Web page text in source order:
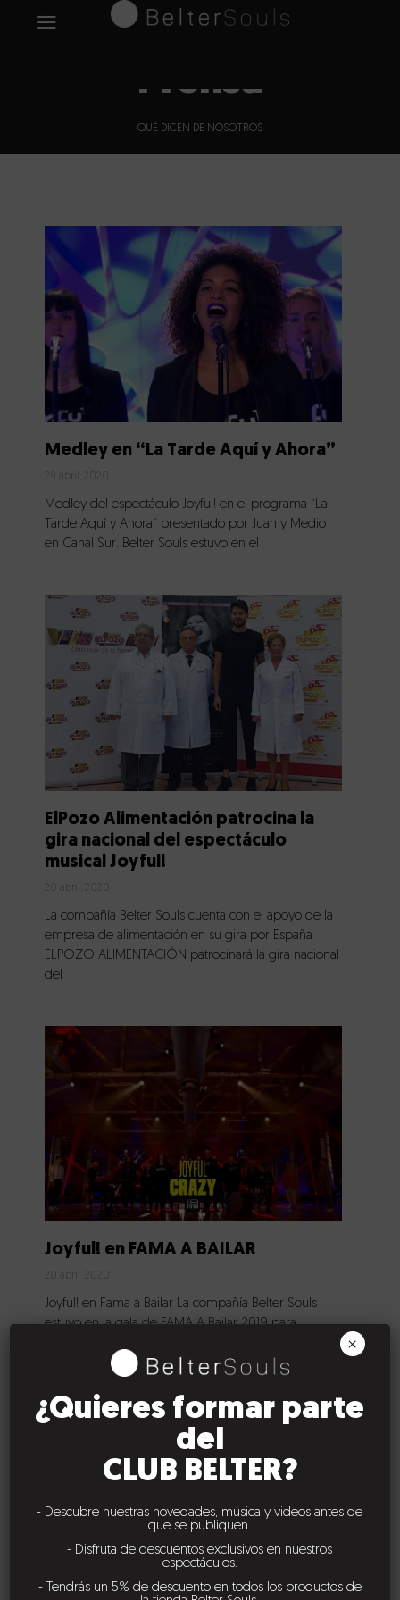
Prensa
QUÉ DICEN DE NOSOTROS
Medley en “La Tarde Aquí y Ahora”
Medley del espectáculo Joyful! en el programa “La
Tarde Aquí y Ahora” presentado por Juan y Medio
en Canal Sur. Belter Souls estuvo en el
ElPozo Alimentación patrocina la
gira nacional del espectáculo
musical Joyful!
La compañía Belter Souls cuenta con el apoyo de la
empresa de alimentación en su gira por España
ELPOZO ALIMENTACIÓN patrocinará la gira nacional
del
Joyful! en FAMA A BAILAR
Joyful! en Fama a Bailar La compañía Belter Souls
estuvo en la gala de FAMA A Bailar 2019 para
¿Quieres formar parte
del
CLUB BELTER?
- Descubre nuestras novedades, música y videos antes de
que se publiquen.
- Disfruta de descuentos exclusivos en nuestros
espectáculos.
- Tendrás un 5% de descuento en todos los productos de
×